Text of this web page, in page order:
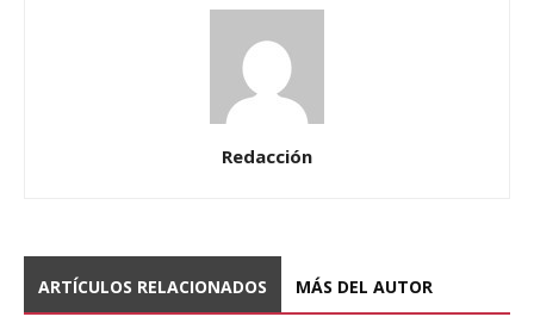
Redacción
ARTÍCULOS RELACIONADOS MÁS DEL AUTOR